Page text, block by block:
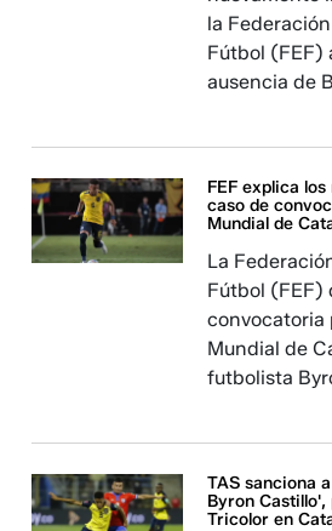
la
Fútbol (FEF)
ausencia de
FEF explica
caso de
Mundial de
La
Fútbol (FEF)
convocatoria
Mundial de
futbolista
TAS sanciona
Byron
Tricolor en